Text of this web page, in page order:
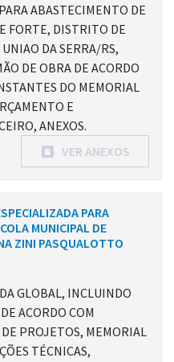
ABASTECIMENTO DE
FORTE, DISTRITO DE
DA SERRA/RS,
DE OBRA DE ACORDO
DO MEMORIAL
E
ANEXOS.
VER ANEXOS
PARA
MUNICIPAL DE
ZINI PASQUALOTTO
GLOBAL, INCLUINDO
ACORDO COM
PROJETOS, MEMORIAL
TÉCNICAS,